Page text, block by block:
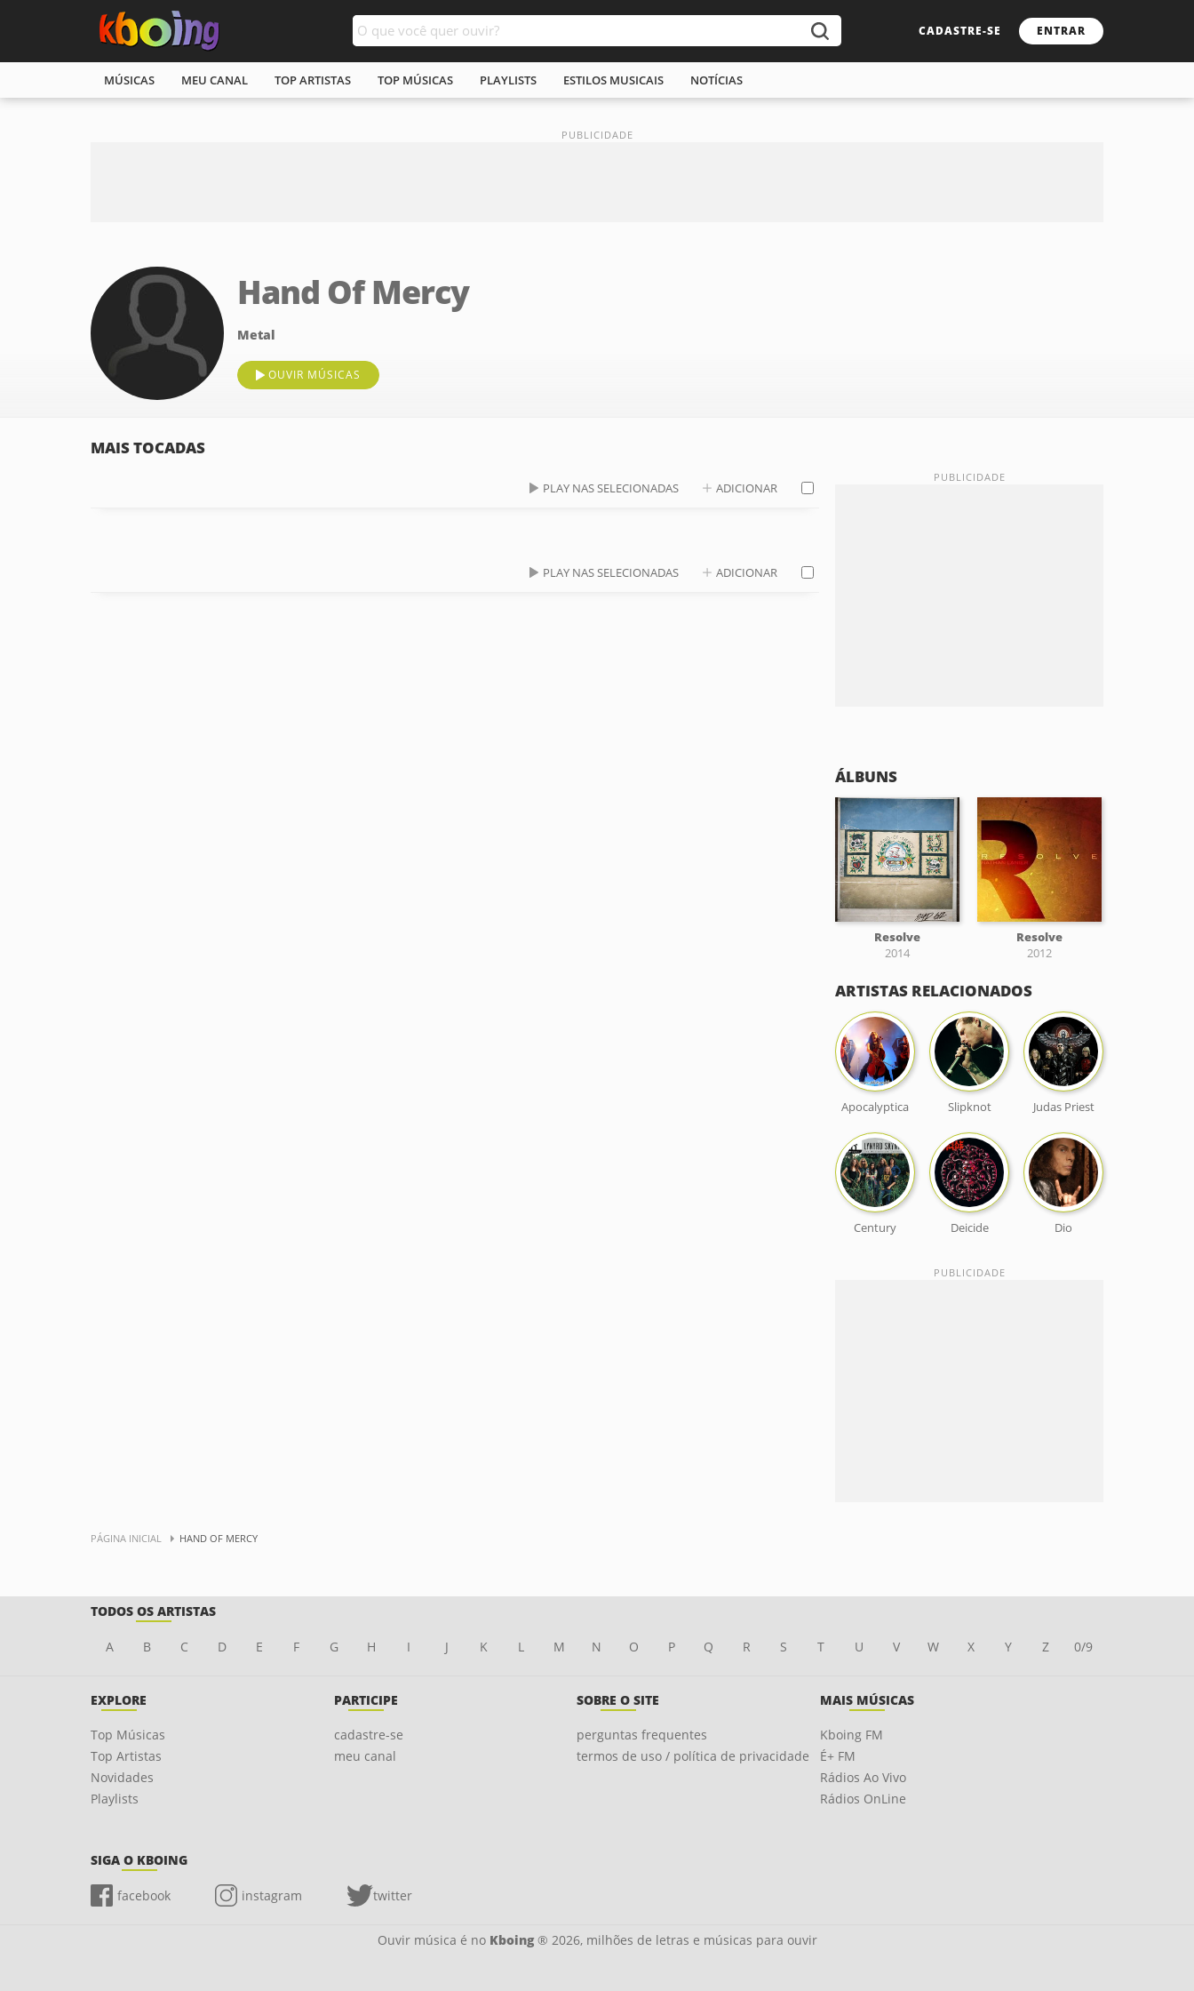
CADASTRE-SE ENTRAR
MÚSICAS MEU CANAL TOP ARTISTAS TOP MÚSICAS PLAYLISTS ESTILOS MUSICAIS NOTÍCIAS
Hand Of Mercy
Metal
OUVIR MÚSICAS
MAIS TOCADAS
PLAY NAS SELECIONADAS ADICIONAR
PLAY NAS SELECIONADAS ADICIONAR
ÁLBUNS
Resolve
2014
Resolve
2012
ARTISTAS RELACIONADOS
Apocalyptica Slipknot Judas Priest
Century Deicide Dio
PÁGINA INICIAL HAND OF MERCY
TODOS OS ARTISTAS
A B C D E F G H I J K L M N O P Q R S T U V W X Y Z 0/9
EXPLORE
Top Músicas
Top Artistas
Novidades
Playlists
PARTICIPE
cadastre-se
meu canal
SOBRE O SITE
perguntas frequentes
termos de uso / política de privacidade
MAIS MÚSICAS
Kboing FM
É+ FM
Rádios Ao Vivo
Rádios OnLine
SIGA O KBOING
facebook instagram twitter
Ouvir música é no Kboing® 2026, milhões de letras e músicas para ouvir